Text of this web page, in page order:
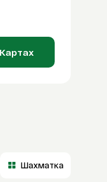
Шахматка